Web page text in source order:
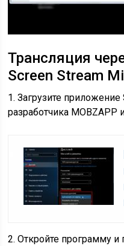
Трансляция
Screen Stream
1. Загрузите
разработчика MOBZAPP
2. Откройте программу и